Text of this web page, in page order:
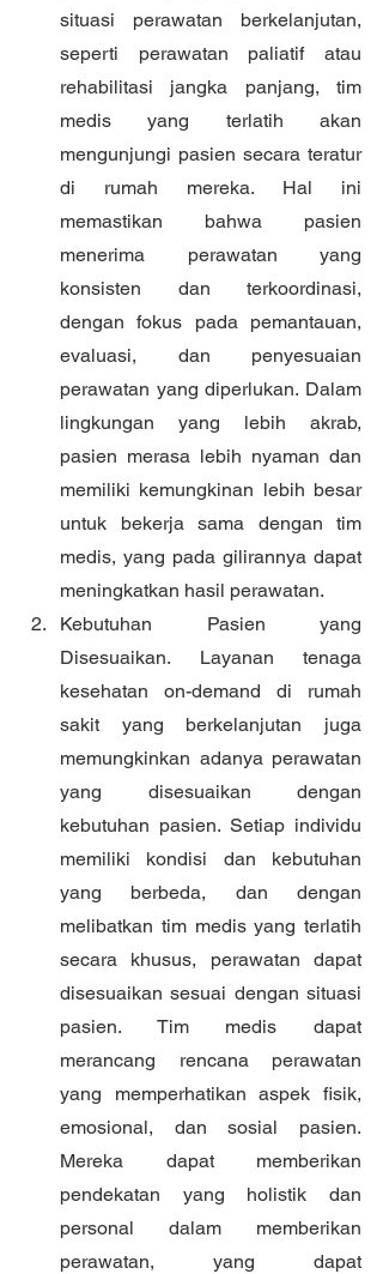
situasi perawatan berkelanjutan,
seperti perawatan paliatif atau
rehabilitasi jangka panjang, tim
medis yang terlatih akan
mengunjungi pasien secara teratur
di rumah mereka. Hal ini
memastikan bahwa pasien
menerima perawatan yang
konsisten dan terkoordinasi,
dengan fokus pada pemantauan,
evaluasi, dan penyesuaian
perawatan yang diperlukan. Dalam
lingkungan yang lebih akrab,
pasien merasa lebih nyaman dan
memiliki kemungkinan lebih besar
untuk bekerja sama dengan tim
medis, yang pada gilirannya dapat
meningkatkan hasil perawatan.
Kebutuhan Pasien yang
Disesuaikan. Layanan tenaga
kesehatan on-demand di rumah
sakit yang berkelanjutan juga
memungkinkan adanya perawatan
yang disesuaikan dengan
kebutuhan pasien. Setiap individu
memiliki kondisi dan kebutuhan
yang berbeda, dan dengan
melibatkan tim medis yang terlatih
secara khusus, perawatan dapat
disesuaikan sesuai dengan situasi
pasien. Tim medis dapat
merancang rencana perawatan
yang memperhatikan aspek fisik,
emosional, dan sosial pasien.
Mereka dapat memberikan
pendekatan yang holistik dan
personal dalam memberikan
perawatan, yang dapat